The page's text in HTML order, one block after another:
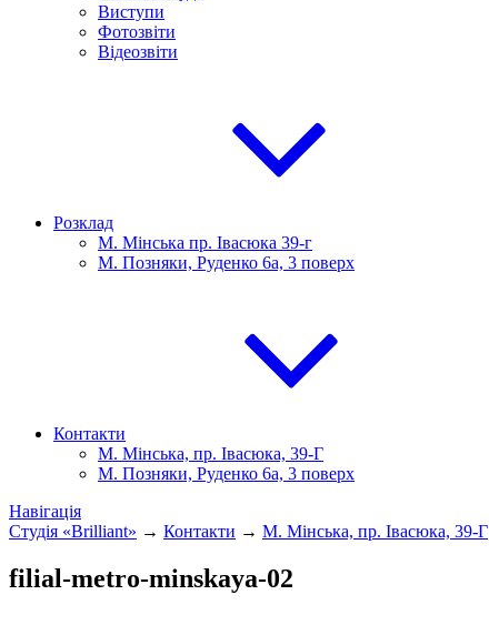
Виступи
Фотозвіти
Відеозвіти
Розклад
М. Мінська пр. Івасюка 39-г
М. Позняки, Руденко 6а, 3 поверх
Контакти
М. Мінська, пр. Івасюка, 39-Г
М. Позняки, Руденко 6а, 3 поверх
Навігація
Студія «Brilliant» → Контакти → М. Мінська, пр. Івасюка, 39-Г
filial-metro-minskaya-02